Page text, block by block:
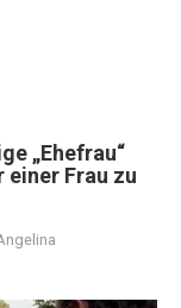
„Ehefrau“
Frau zu